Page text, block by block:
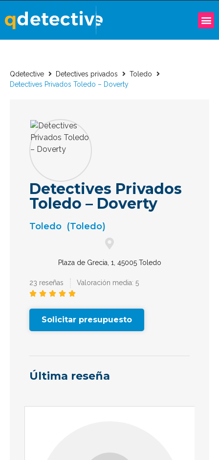
Qdetective Detectives privados
Toledo
Detectives Privados Toledo – Doverty
Detectives Privados
Toledo – Doverty
Toledo (Toledo)
Plaza de Grecia, 1, 45005 Toledo
23 reseñas Valoración media: 5
    
Solicitar presupuesto
Última reseña